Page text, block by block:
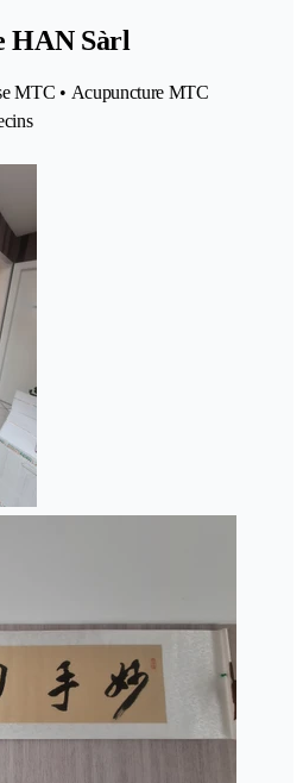
HAN Sàrl
MTC • Acupuncture MTC